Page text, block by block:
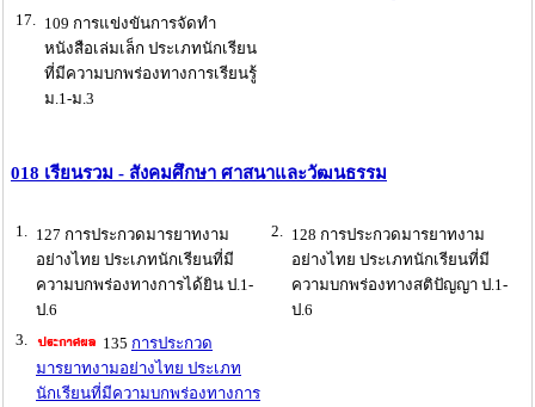
17. 109 การแข่งขันการจัดทำ
หนังสือเล่มเล็ก ประเภทนักเรียน
ที่มีความบกพร่องทางการเรียนรู้
ม.1-ม.3
018 เรียนรวม - สังคมศึกษา ศาสนาและวัฒนธรรม
1.
127 การประกวดมารยาทงาม
อย่างไทย ประเภทนักเรียนที่มี
ความบกพร่องทางการได้ยิน ป.1-
ป.6
2.
128 การประกวดมารยาทงาม
อย่างไทย ประเภทนักเรียนที่มี
ความบกพร่องทางสติปัญญา ป.1-
ป.6
3.
135 การประกวด
มารยาทงามอย่างไทย ประเภท
นักเรียนที่มีความบกพร่องทางการ